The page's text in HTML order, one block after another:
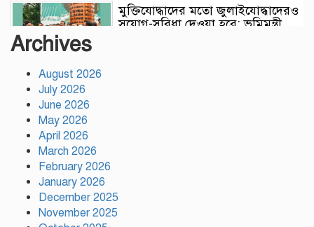
মুক্তিযোদ্ধাদের মতো জুলাইযোদ্ধাদেরও
সুযোগ-সুবিধা দেওয়া হবে: ভূমিমন্ত্রী
Archives
August 2026
July 2026
June 2026
May 2026
April 2026
March 2026
February 2026
January 2026
December 2025
November 2025